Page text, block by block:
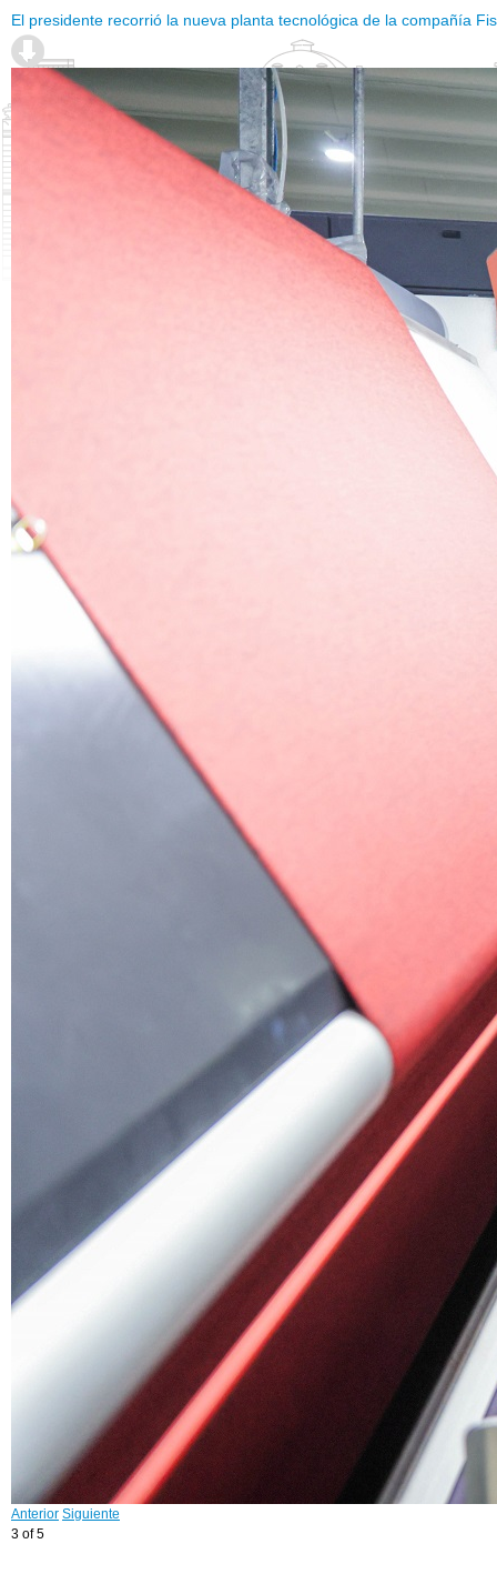
El presidente recorrió la nueva planta tecnológica de la compañía
Anterior Siguiente
3 of 5